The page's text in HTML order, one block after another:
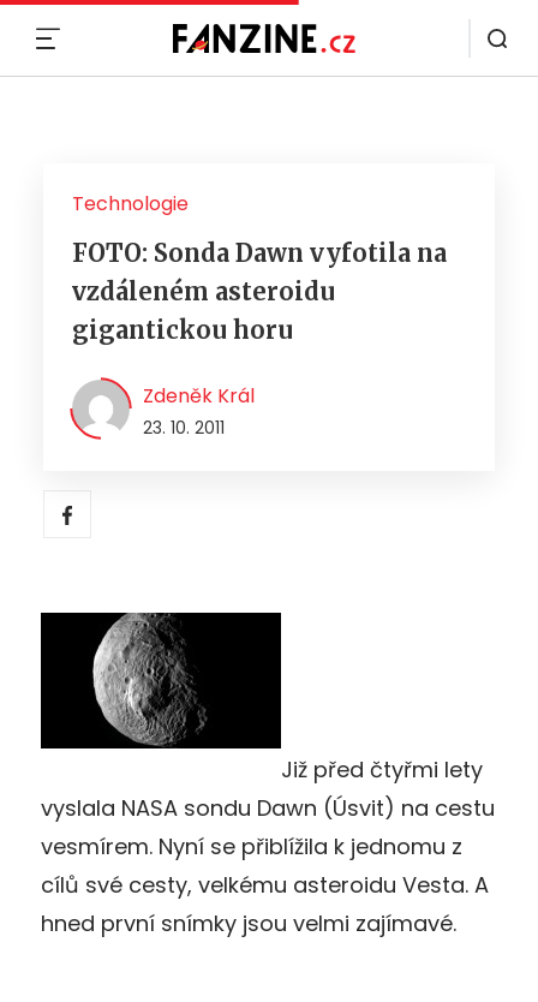
Technologie
FOTO: Sonda Dawn vyfotila na
vzdáleném asteroidu
gigantickou horu
Zdeněk Král
23. 10. 2011
Již před čtyřmi lety
vyslala NASA sondu Dawn (Úsvit) na cestu
vesmírem. Nyní se přiblížila k jednomu z
cílů své cesty, velkému asteroidu Vesta. A
hned první snímky jsou velmi zajímavé.